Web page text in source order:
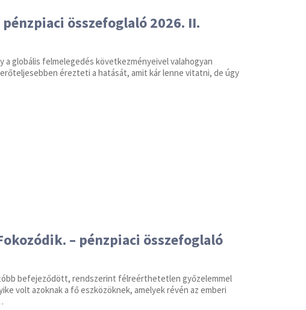
összefoglaló 2026. II.
a globális felmelegedés következményeivel valahogyan
érezteti a hatását, amit kár lenne vitatni, de úgy
– pénzpiaci összefoglaló
befejeződött, rendszerint félreérthetetlen győzelemmel
volt azoknak a fő eszközöknek, amelyek révén az emberi